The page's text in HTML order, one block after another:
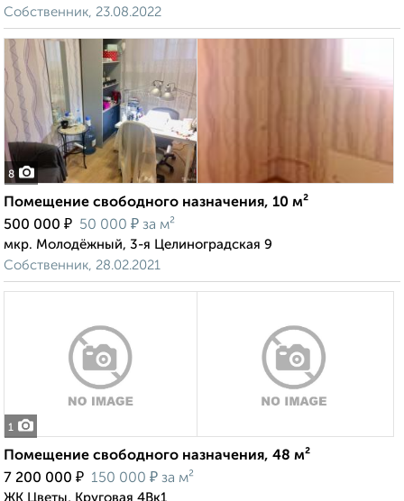
Собственник, 23.08.2022
8
Помещение свободного назначения, 10 м²
500 000 ₽ 50 000 ₽ за м²
мкр. Молодёжный, 3-я Целиноградская 9
Собственник, 28.02.2021
1
Помещение свободного назначения, 48 м²
7 200 000 ₽ 150 000 ₽ за м²
ЖК Цветы, Круговая 4Вк1